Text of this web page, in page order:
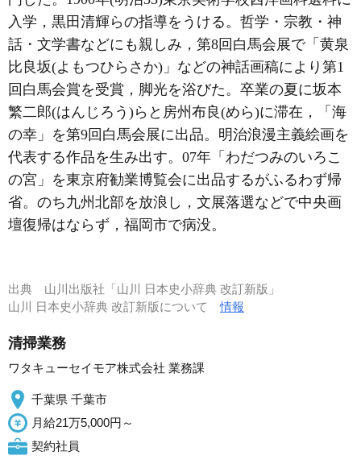
入学，黒田清輝らの指導をうける。哲学・宗教・神
話・文学書などにも親しみ，第8回白馬会展で「黄泉
比良坂(よもつひらさか)」などの神話画稿により第1
回白馬会賞を受賞，脚光を浴びた。卒業の夏に坂本
繁二郎(はんじろう)らと房州布良(めら)に滞在，「海
の幸」を第9回白馬会展に出品。明治浪漫主義絵画を
代表する作品を生み出す。07年「わだつみのいろこ
の宮」を東京府勧業博覧会に出品するがふるわず帰
省。のち九州北部を放浪し，文展落選などで中央画
壇復帰はならず，福岡市で病没。
出典 山川出版社「山川 日本史小辞典 改訂新版」
山川 日本史小辞典 改訂新版について情報
清掃業務
ワタキューセイモア株式会社 業務課
千葉県 千葉市
月給21万5,000円～
契約社員